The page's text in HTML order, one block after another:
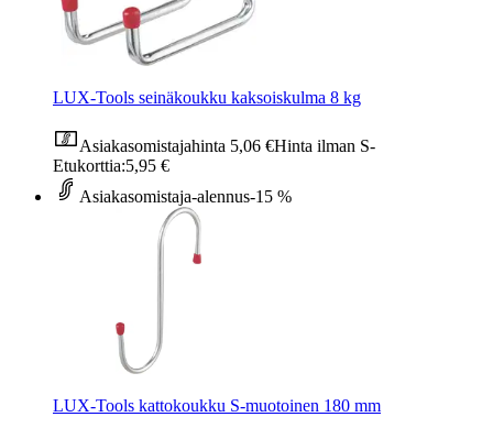
LUX-Tools seinäkoukku kaksoiskulma 8 kg
Asiakasomistajahinta 5,06 €Hinta ilman S-
Etukorttia:5,95 €
Asiakasomistaja-alennus-15 %
LUX-Tools kattokoukku S-muotoinen 180 mm